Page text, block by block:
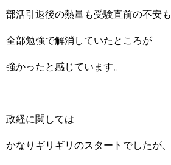
部活引退後の熱量も受験直前の不安も
全部勉強で解消していたところが
強かったと感じています。
政経に関しては
かなりギリギリのスタートでしたが、